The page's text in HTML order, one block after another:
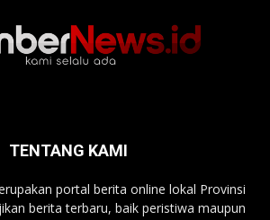
TENTANG KAMI
portal berita online lokal Provinsi
berita terbaru, baik peristiwa maupun